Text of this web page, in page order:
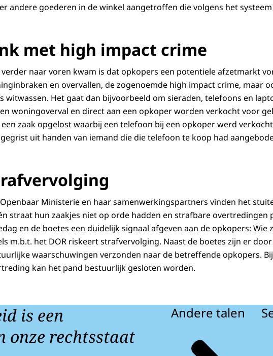
andere goederen in de winkel aangetroffen die volgens het
met high impact crime
verder naar voren kwam is dat opkopers een potentiele afzetmarkt
en overvallen, de zogenoemde high impact crime, maar
witwassen. Het gaat dan bijvoorbeeld om sieraden, telefoons en
woningoverval en direct aan een opkoper worden verkocht voor
zaak opgelost waarbij een telefoon bij een opkoper werd
uit handen van iemand die die telefoon te koop had
Ministerie en haar samenwerkingspartners vinden het
straat hun zaakjes niet op orde hadden en strafbare overtredingen
en de boetes een duidelijk signaal afgeven aan de opkopers: Wie
m.b.t. het DOR riskeert strafvervolging. Naast de boetes zijn er
waarschuwingen verzonden naar de betreffende opkopers.
kan het pand bestuurlijk gesloten worden.
is een
onze rechtsstaat
Andere talen